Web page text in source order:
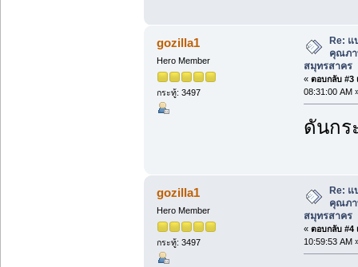
gozilla1
Hero Member
กระทู้: 3497
Re: แ
คุณภา
สมุทรสาคร
« ตอบกลับ #3
08:31:00 AM
ดันก
gozilla1
Hero Member
กระทู้: 3497
Re:
คุณภา
สมุทรสาคร
« ตอบกลับ #4
10:59:53 AM